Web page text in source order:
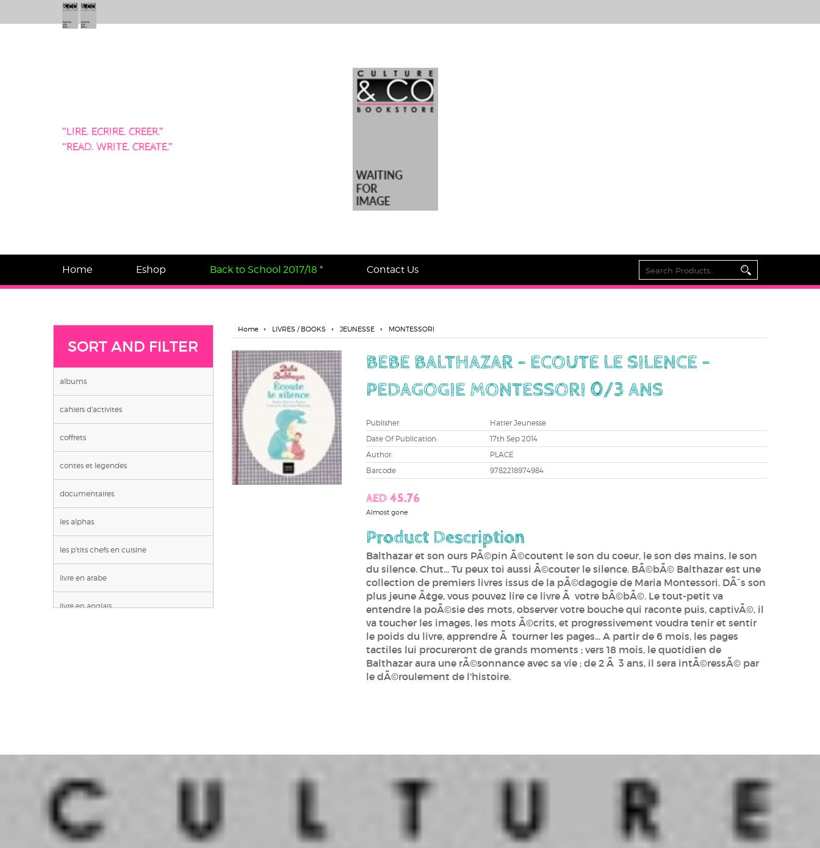
“LIRE. ECRIRE. CREER.”
“READ. WRITE. CREATE.”
Home Eshop Back to School 2017/18 * Contact Us
SORT AND FILTER
albums
cahiers d'activites
coffrets
contes et legendes
documentaires
les alphas
les p'tits chefs en cuisine
livre en arabe
livre en anglais
theme noel
Home LIVRES / BOOKS JEUNESSE MONTESSORI
BEBE BALTHAZAR - ECOUTE LE SILENCE -
PEDAGOGIE MONTESSORI 0/3 ANS
Publisher:
Hatier Jeunesse
Date Of Publication:
17th Sep 2014
Author:
PLACE
Barcode
9782218974984
AED 45.76
Almost gone
Product Description
Balthazar et son ours PÃ©pin Ã©coutent le son du coeur, le son des mains, le son
du silence. Chut... Tu peux toi aussi Ã©couter le silence. BÃ©bÃ© Balthazar est une
collection de premiers livres issus de la pÃ©dagogie de Maria Montessori. DÃ¨s son
plus jeune Ã¢ge, vous pouvez lire ce livre Ã votre bÃ©bÃ©. Le tout-petit va
entendre la poÃ©sie des mots, observer votre bouche qui raconte puis, captivÃ©, il
va toucher les images, les mots Ã©crits, et progressivement voudra tenir et sentir
le poids du livre, apprendre Ã tourner les pages... A partir de 6 mois, les pages
tactiles lui procureront de grands moments ; vers 18 mois, le quotidien de
Balthazar aura une rÃ©sonnance avec sa vie ; de 2 Ã 3 ans, il sera intÃ©ressÃ© par
le dÃ©roulement de l'histoire.